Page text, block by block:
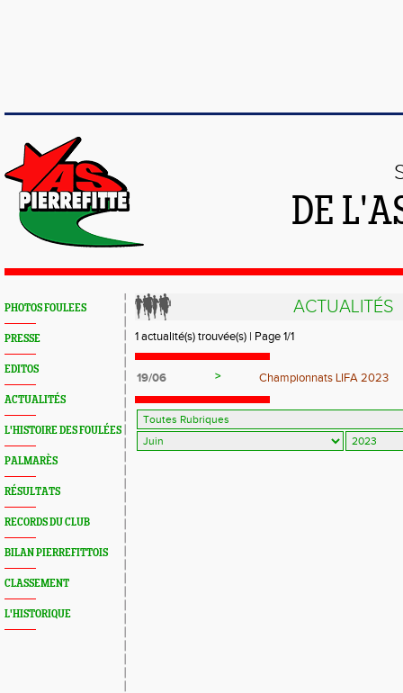
DE
PHOTOS FOULEES
PRESSE
EDITOS
ACTUALITÉS
L'HISTOIRE DES FOULÉES
PALMARÈS
RÉSULTATS
RECORDS DU CLUB
BILAN PIERREFITTOIS
CLASSEMENT
L'HISTORIQUE
ACTUALITÉS
1 actualité(s) trouvée(s) | Page 1/1
19/06 > Championnats LIFA 2023